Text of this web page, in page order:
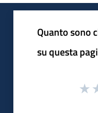
Quanto sono
su questa